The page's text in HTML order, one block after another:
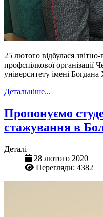
25 лютого відбулася
профспілкової організації
університету імені
Детальніше...
Пропонуємо
стажування в
Деталі
28 лютого 2020
Перегляди: 4382